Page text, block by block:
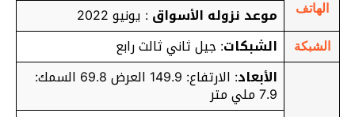
الهاتف
موعد نزوله الأسواق: يونيو 2022
الشبكة الشبكات: جيل ثاني ثالث رابع
الأبعاد : الارتفاع: 149.9 العرض 69.8 السمك:
7.9 ملي متر